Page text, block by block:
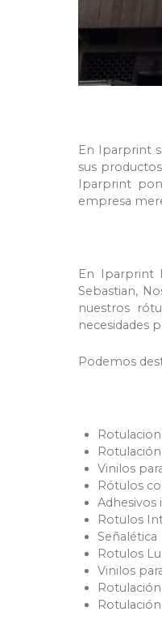
En Iparprint
sus
Iparprint
empresa
En Iparprint
Sebastian,
nuestros
necesidades
Podemos
Vinilos
Rótulos
Adhesivos
Rotulos
Señalética
Rotulos
Vinilos